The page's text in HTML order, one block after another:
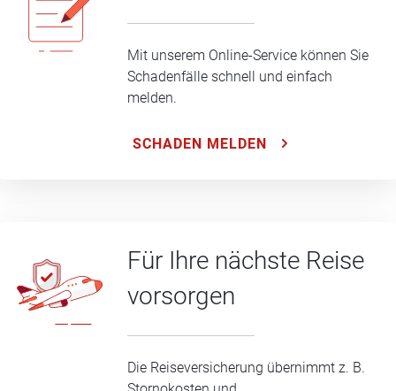
Mit unserem Online-Service können Sie
Schadenfälle schnell und einfach
melden.
SCHADEN MELDEN
Für Ihre nächste Reise
vorsorgen
Die Reiseversicherung übernimmt z. B.